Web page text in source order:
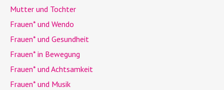
Mutter und Tochter
Frauen* und Wendo
Frauen* und Gesundheit
Frauen* in Bewegung
Frauen* und Achtsamkeit
Frauen* und Musik